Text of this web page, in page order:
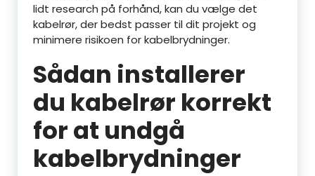
lidt research på forhånd, kan du vælge det
kabelrør, der bedst passer til dit projekt og
minimere risikoen for kabelbrydninger.
Sådan installerer
du kabelrør korrekt
for at undgå
kabelbrydninger